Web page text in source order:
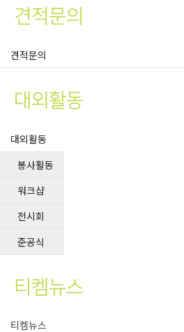
견적문의
견적문의
대외활동
대외활동
봉사활동
워크샵
전시회
준공식
티켐뉴스
티켐뉴스